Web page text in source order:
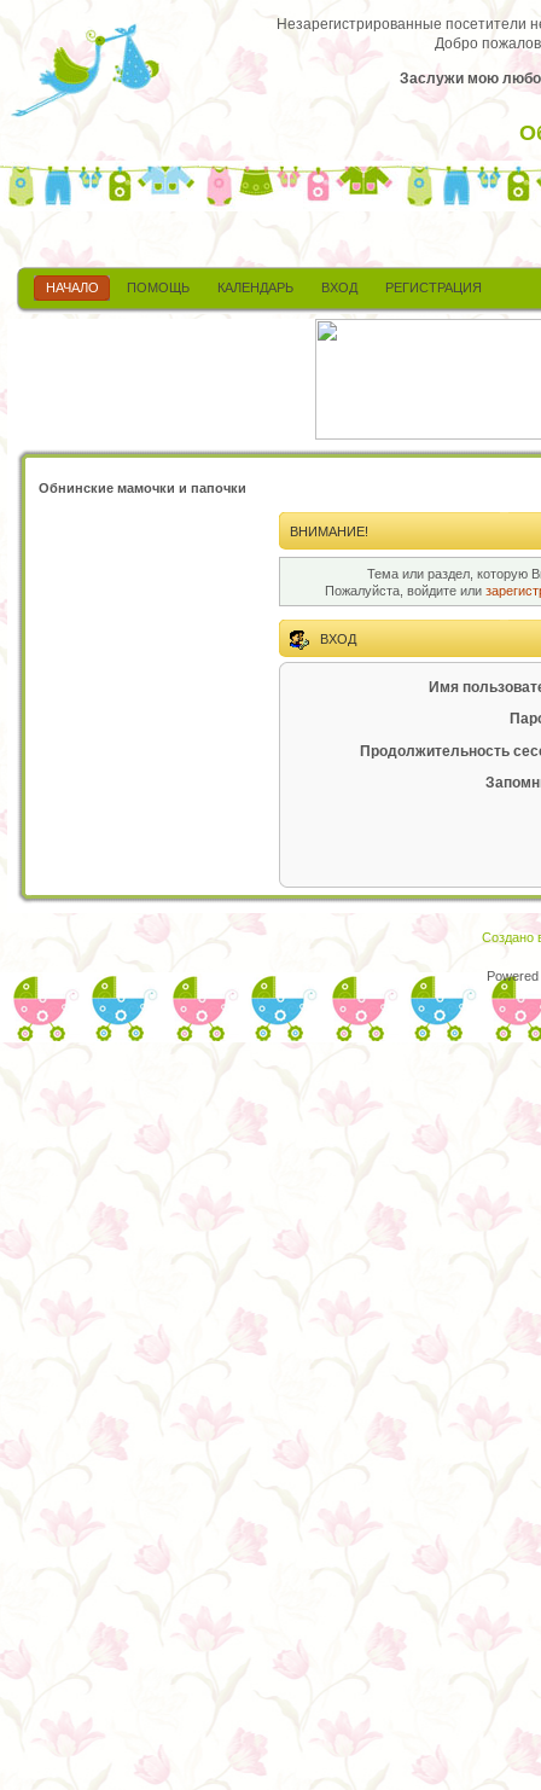
Незарегистрированные посетители
Добро
Заслужи мою
НАЧАЛО ПОМОЩЬ КАЛЕНДАРЬ ВХОД РЕГИСТРАЦИЯ
Обнинские мамочки и папочки
ВНИМАНИЕ!
Тема или раздел, которую
Пожалуйста, войдите или
ВХОД
Имя
Продолжительность
Создано